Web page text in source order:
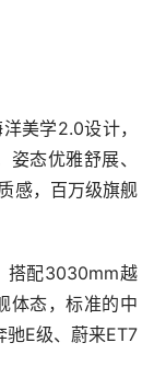
美学2.0设计，
态优雅舒展、
感，百万级旗舰
搭配3030mm越
体态，标准的中
E级、蔚来ET7